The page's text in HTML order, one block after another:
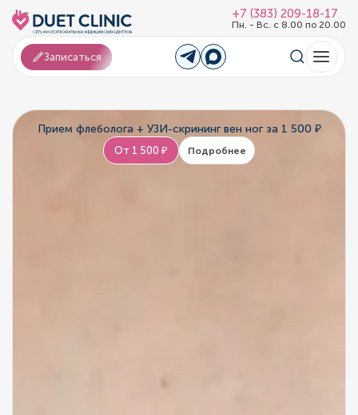
+7 (383) 209-18-17
Пн. - Вс. с 8.00 по 20.00
Записаться
Прием флеболога + УЗИ-скрининг вен ног за 1 500 ₽
От 1 500 ₽ Подробнее